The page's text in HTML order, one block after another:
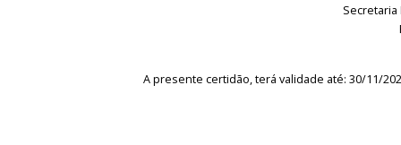
A presente certidão, terá validade até: 30/11/